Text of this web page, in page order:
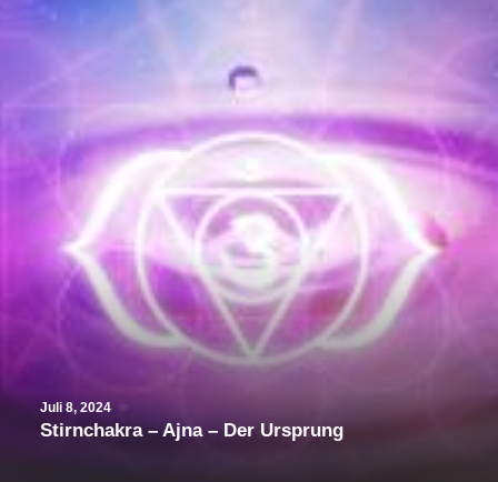
Juli 8, 2024
Stirnchakra – Ajna – Der Ursprung